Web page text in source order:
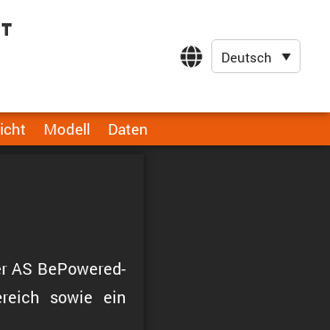
Deutsch
Modell Daten
AS BePowered-
sowie ein